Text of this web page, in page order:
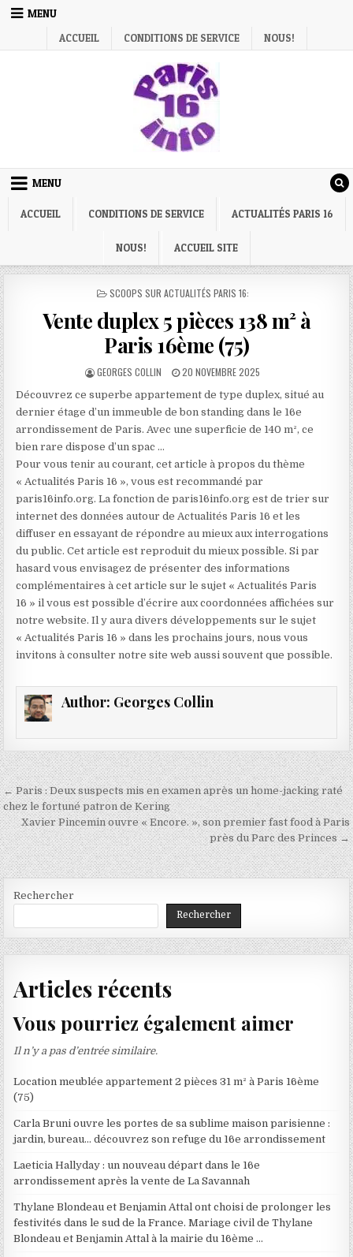
Skip
MENU
ACCUEIL
CONDITIONS DE SERVICE NOUS!
MENU
ACCUEIL CONDITIONS DE SERVICE ACTUALITÉS PARIS 16
NOUS! ACCUEIL SITE
POSTED
SCOOPS SUR ACTUALITÉS PARIS 16:
Vente duplex 5 pièces 138 m² à
Paris 16ème (75)
AUTHOR:
GEORGES COLLIN
PUBLISHED
20 NOVEMBRE 2025
Découvrez ce superbe appartement de type duplex, situé au
dernier étage d’un immeuble de bon standing dans le 16e
arrondissement de Paris. Avec une superficie de 140 m², ce
bien rare dispose d’un spac …
Pour vous tenir au courant, cet article à propos du thème
« Actualités Paris 16 », vous est recommandé par
paris16info.org. La fonction de paris16info.org est de trier sur
internet des données autour de Actualités Paris 16 et les
diffuser en essayant de répondre au mieux aux interrogations
du public. Cet article est reproduit du mieux possible. Si par
hasard vous envisagez de présenter des informations
complémentaires à cet article sur le sujet « Actualités Paris
16 » il vous est possible d’écrire aux coordonnées affichées sur
notre website. Il y aura divers développements sur le sujet
« Actualités Paris 16 » dans les prochains jours, nous vous
invitons à consulter notre site web aussi souvent que possible.
Author: Georges Collin
Navigation
de
l’article
← Paris : Deux suspects mis en examen après un home-jacking raté
chez le fortuné patron de Kering
Xavier Pincemin ouvre « Encore. », son premier fast food à Paris
près du Parc des Princes →
Rechercher
Rechercher
Articles récents
Vous pourriez également aimer
Il n’y a pas d’entrée similaire.
Location meublée appartement 2 pièces 31 m² à Paris 16ème
(75)
Carla Bruni ouvre les portes de sa sublime maison parisienne :
jardin, bureau… découvrez son refuge du 16e arrondissement
Laeticia Hallyday : un nouveau départ dans le 16e
arrondissement après la vente de La Savannah
Thylane Blondeau et Benjamin Attal ont choisi de prolonger les
festivités dans le sud de la France. Mariage civil de Thylane
Blondeau et Benjamin Attal à la mairie du 16ème …